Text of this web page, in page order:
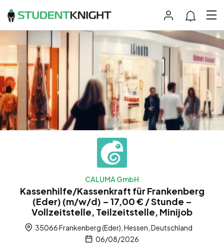
CALUMA GmbH
Kassenhilfe/Kassenkraft für Frankenberg
(Eder) (m/w/d) – 17,00 € / Stunde –
Vollzeitstelle, Teilzeitstelle, Minijob
35066 Frankenberg (Eder), Hessen, Deutschland
06/08/2026